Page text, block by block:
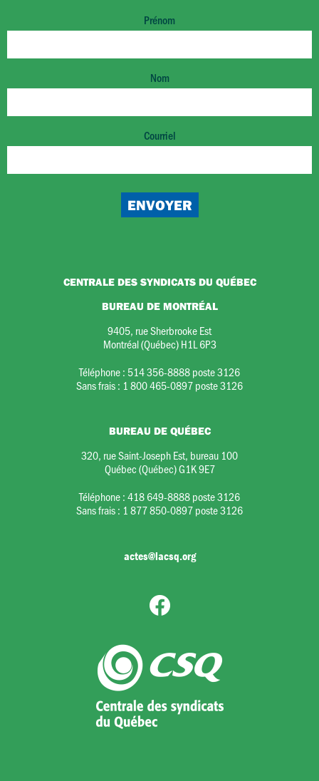
Prénom
Nom
Courriel
CENTRALE DES SYNDICATS DU QUÉBEC
BUREAU DE MONTRÉAL
9405, rue Sherbrooke Est
Montréal (Québec) H1L 6P3
Téléphone : 514 356-8888 poste 3126
Sans frais : 1 800 465-0897 poste 3126
BUREAU DE QUÉBEC
320, rue Saint-Joseph Est, bureau 100
Québec (Québec) G1K 9E7
Téléphone :418 649-8888 poste 3126
Sans frais : 1 877 850-0897 poste 3126
actes@lacsq.org